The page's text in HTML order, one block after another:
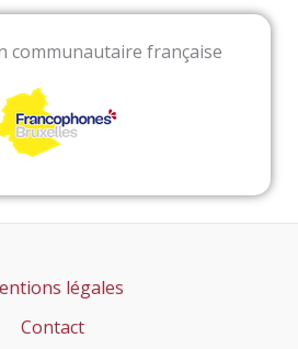
communautaire française
légales
Contact